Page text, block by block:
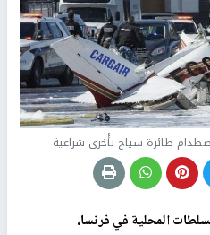
المحلية في فرنسا،